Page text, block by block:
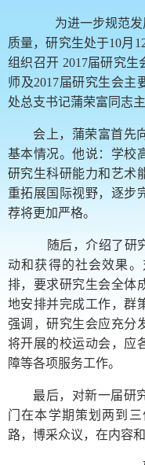
为进一步规范发
质量，研究生处于10月
组织召开 2017届研究
师及2017届研究生会主
处总支书记蒲荣富同志主
会上，蒲荣富首先
基本情况。他说：学校
研究生科研能力和艺术
重拓展国际视野，逐步
荐将更加严格。
随后，介绍了研
动和获得的社会效果
排，要求研究生会全体
地安排并完成工作，群
强调，研究生会应充分
将开展的校运动会，应
障等各项服务工作。
最后，对新一届研
门在本学期策划两到
路，博采众议，在内容